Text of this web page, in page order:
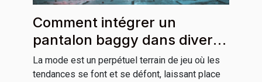
Comment intégrer un
pantalon baggy dans divers
styles vestimentaires
La mode est un perpétuel terrain de jeu où les
tendances se font et se défont, laissant place